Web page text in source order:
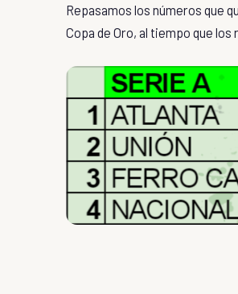
Repasamos los números que
Copa de Oro, al tiempo que los